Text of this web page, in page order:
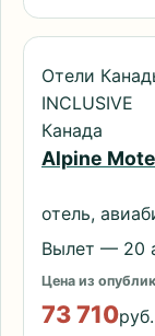
Отели
INCLUSIVE
Канада
Alpine
отель,
Вылет — 20
Цена из
73 710руб.